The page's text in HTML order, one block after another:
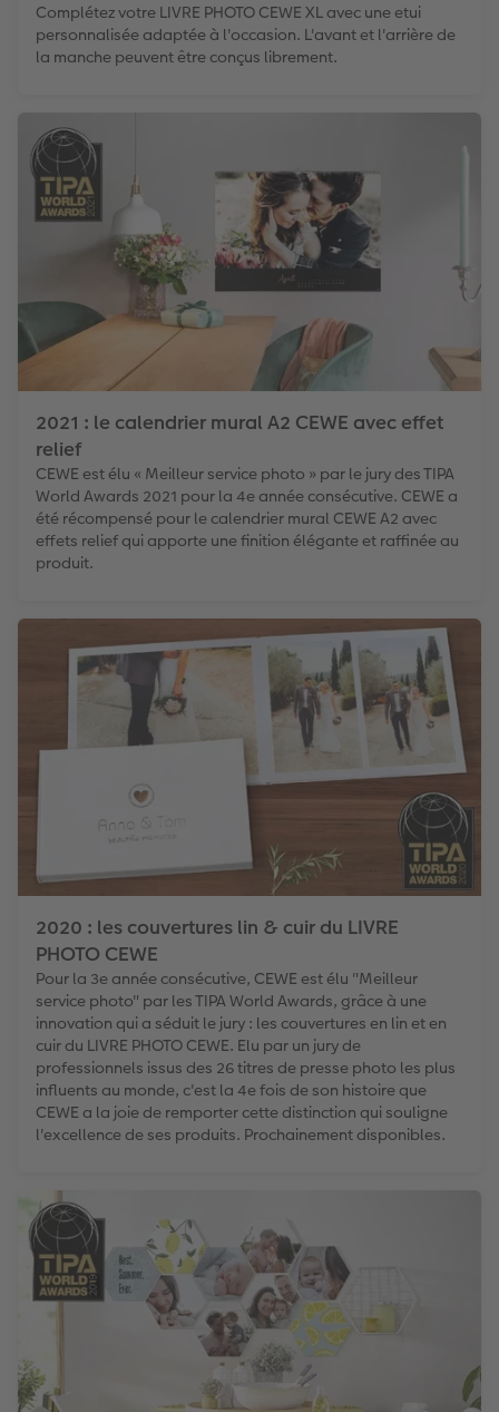
Complétez votre LIVRE PHOTO CEWE XL avec une etui
personnalisée adaptée à l'occasion. L'avant et l'arrière de
la manche peuvent être conçus librement.
2021 : le calendrier mural A2 CEWE avec effet
relief
CEWE est élu « Meilleur service photo » par le jury des TIPA
World Awards 2021 pour la 4e année consécutive. CEWE a
été récompensé pour le calendrier mural CEWE A2 avec
effets relief qui apporte une finition élégante et raffinée au
produit.
2020 : les couvertures lin & cuir du LIVRE
PHOTO CEWE
Pour la 3e année consécutive, CEWE est élu "Meilleur
service photo" par les TIPA World Awards, grâce à une
innovation qui a séduit le jury : les couvertures en lin et en
cuir du LIVRE PHOTO CEWE. Elu par un jury de
professionnels issus des 26 titres de presse photo les plus
influents au monde, c'est la 4e fois de son histoire que
CEWE a la joie de remporter cette distinction qui souligne
l'excellence de ses produits. Prochainement disponibles.